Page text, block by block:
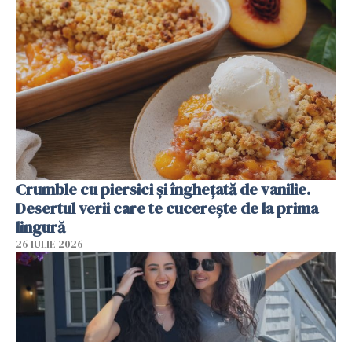
Crumble cu piersici și înghețată de vanilie.
Desertul verii care te cucerește de la prima
lingură
26 IULIE 2026